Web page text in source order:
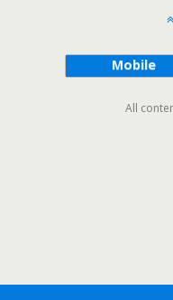
Mobile
All